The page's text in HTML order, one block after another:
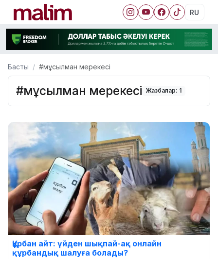
RU
Басты #мұсылман мерекесі
#мұсылман мерекесі Жазбалар: 1
Құрбан айт: үйден шықпай-ақ онлайн
құрбандық шалуға болады?